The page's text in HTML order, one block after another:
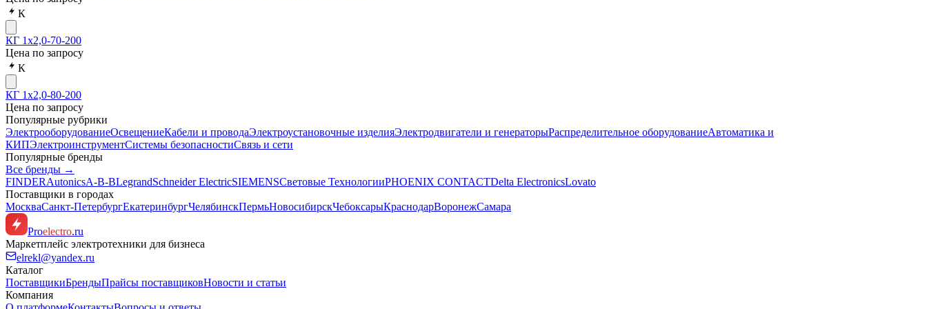
К
КГ 1х2,0-70-200
Цена по запросу
К
КГ 1х2,0-80-200
Цена по запросу
Популярные рубрики
ЭлектрооборудованиеОсвещениеКабели и проводаЭлектроустановочные изделияЭлектродвигатели и генераторыРаспределительное оборудованиеАвтоматика и
КИПЭлектроинструментСистемы безопасностиСвязь и сети
Популярные бренды
Все бренды →
FINDERAutonicsA-B-BLegrandSchneider ElectricSIEMENSСветовые ТехнологииPHOENIX CONTACTDelta ElectronicsLovato
Поставщики в городах
МоскваСанкт-ПетербургЕкатеринбургЧелябинскПермьНовосибирскЧебоксарыКраснодарВоронежСамара
Proelectro.ru
Маркетплейс электротехники для бизнеса
elrekl@yandex.ru
Каталог
ПоставщикиБрендыПрайсы поставщиковНовости и статьи
Компания